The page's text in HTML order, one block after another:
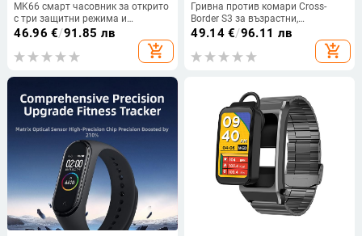
MK66 смарт часовник за открито
с три защитни режима и
измерване на крачки, сърдечен
телесна температура
46.96 €/91.85 лв
add_shopping_cart
Гривна против комари Cross-
Border S3 за възрастни,
мониторинг на здравето на
ароматерапевтични таблетки за
49.14€/96.11 лв
add_shopping_cart